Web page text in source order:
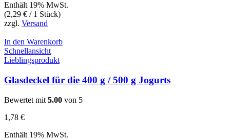
Enthält 19% MwSt.
(2,29 € / 1 Stück)
zzgl. Versand
In den Warenkorb
Schnellansicht
Lieblingsprodukt
Glasdeckel für die 400 g / 500 g Jogurts
Bewertet mit 5.00 von 5
1,78 €
Enthält 19% MwSt.